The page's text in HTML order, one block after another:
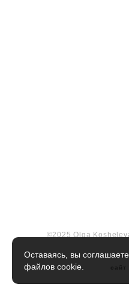
©2025 Olga
Оставаясь, вы
файлов cookie.